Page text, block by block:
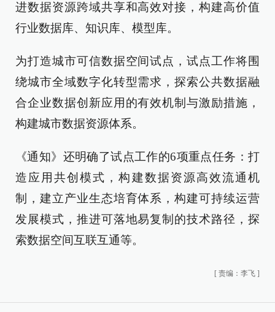
进数据资源跨域共享和高效对接，构建高价值
行业数据库、知识库、模型库。
为打造城市可信数据空间试点，试点工作将围
绕城市全域数字化转型需求，探索公共数据融
合企业数据创新应用的有效机制与激励措施，
构建城市数据资源体系。
《通知》还明确了试点工作的6项重点任务：打
造应用共创模式，构建数据资源高效流通机
制，建立产业生态培育体系，构建可持续运营
发展模式，推进可落地易复制的技术路径，探
索数据空间互联互通等。
[ 责编：李飞 ]